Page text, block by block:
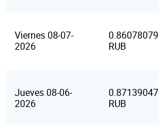
Viernes 08-07-
2026
0.86078079
RUB
Jueves 08-06-
2026
0.87139047
RUB